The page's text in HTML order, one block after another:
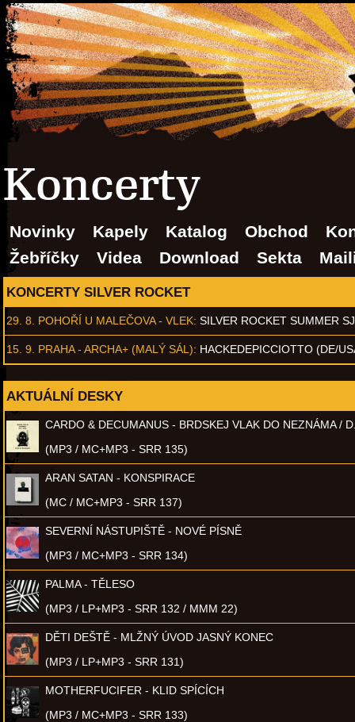
Koncerty
Novinky Kapely Katalog Obchod
Žebříčky
Videa Download Sekta
KONCERTY SILVER ROCKET
29. 8. POHOŘÍ U MALEČOVA - VLEK: SILVER ROCKET SUMMER
15. 9. PRAHA - ARCHA+ (MALÝ SÁL): HACKEDEPICCIOTTO (DE/
AKTUÁLNÍ DESKY
CARDO & DECUMANUS - BRDSKEJ VLAK DO NEZNÁMA /
(MP3 / MC+MP3 - SRR 135)
ARAN SATAN - KONSPIRACE
(MC / MC+MP3 - SRR 137)
SEVERNÍ NÁSTUPIŠTĚ - NOVÉ PÍSNĚ
(MP3 / MC+MP3 - SRR 134)
PALMA - TĚLESO
(MP3 / LP+MP3 - SRR 132 / MMM 22)
DĚTI DEŠTĚ - MLŽNÝ ÚVOD JASNÝ KONEC
(MP3 / LP+MP3 - SRR 131)
MOTHERFUCIFER - KLID SPÍCÍCH
(MP3 / MC+MP3 - SRR 133)